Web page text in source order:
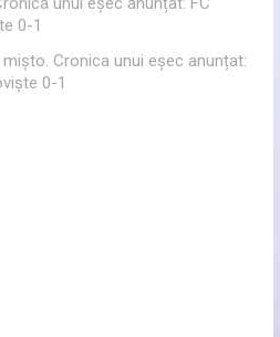
0-1
mișto. Cronica unui eșec anunțat:
0-1